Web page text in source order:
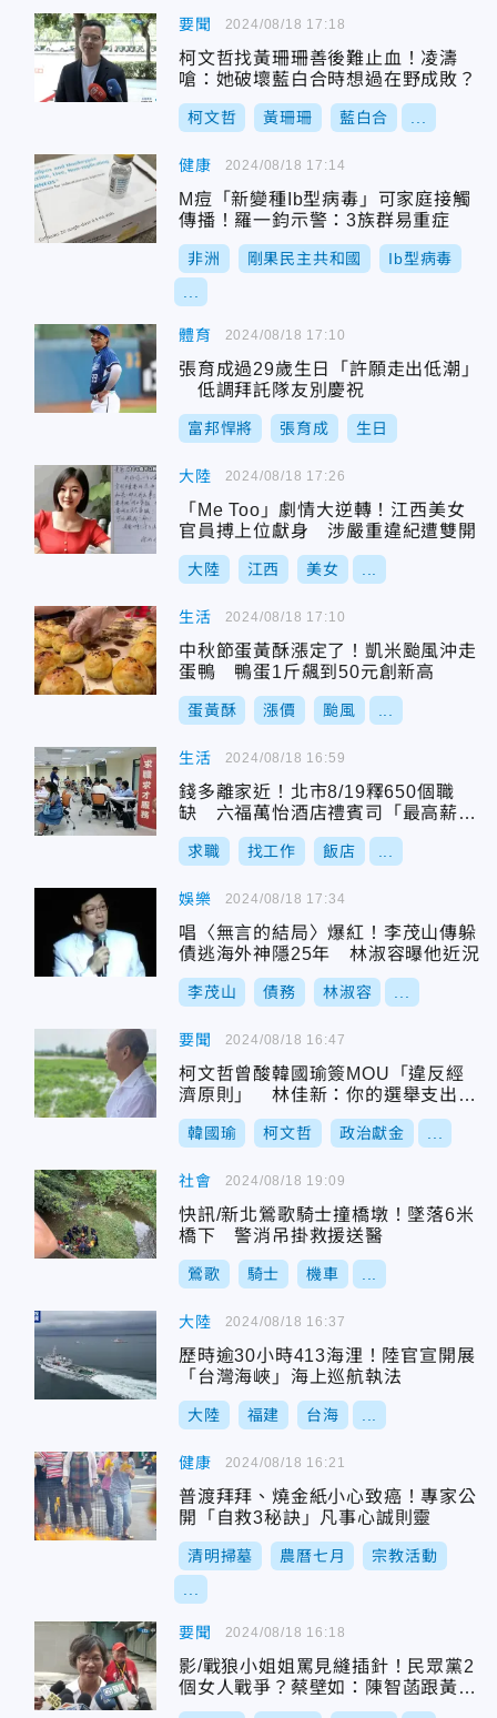
要聞
柯文哲找黃珊珊善後難止血！凌濤
嗆：她破壞藍白合時想過在野成敗？
柯文哲 黃珊珊 藍白合
2024/08/18 17:18
健康
M痘「新變種Ib型病毒」可家庭接觸
傳播！羅一鈞示警：3族群易重症
非洲 剛果民主共和國 Ib型病毒
2024/08/18 17:14
體育
張育成過29歲生日「許願走出低潮」
低調拜託隊友別慶祝
富邦悍將 張育成 生日
2024/08/18 17:10
大陸
「Me Too」劇情大逆轉！江西美女
官員搏上位獻身 涉嚴重違紀遭雙開
大陸 江西 美女
2024/08/18 17:26
生活
中秋節蛋黃酥漲定了！凱米颱風沖走
蛋鴨 鴨蛋1斤飆到50元創新高
蛋黃酥 漲價 颱風
2024/08/18 17:10
生活
錢多離家近！北市8/19釋650個職
缺 六福萬怡酒店禮賓司「最高薪資
6萬」
求職 找工作 飯店
2024/08/18 16:59
娛樂
唱〈無言的結局〉爆紅！李茂山傳躲
債逃海外神隱25年 林淑容曝他近況
李茂山 債務 林淑容
2024/08/18 17:34
要聞
柯文哲曾酸韓國瑜簽MOU「違反經
濟原則」 林佳新：你的選舉支出就
符合？
韓國瑜 柯文哲 政治獻金
2024/08/18 16:47
社會
快訊/新北鶯歌騎士撞橋墩！墜落6米
橋下 警消吊掛救援送醫
鶯歌 騎士 機車
2024/08/18 19:09
大陸
歷時逾30小時413海浬！陸官宣開展
「台灣海峽」海上巡航執法
大陸 福建 台海
2024/08/18 16:37
健康
普渡拜拜、燒金紙小心致癌！專家公
開「自救3秘訣」凡事心誠則靈
清明掃墓 農曆七月 宗教活動
2024/08/18 16:21
要聞
影/戰狼小姐姐罵見縫插針！民眾黨2
個女人戰爭？蔡壁如：陳智菡跟黃珊
珊喔
2024/08/18 16:18